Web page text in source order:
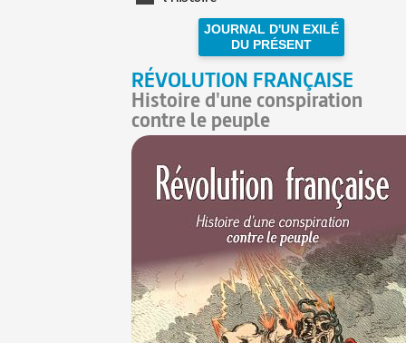
JOURNAL D'UN EXILÉ
DU PRÉSENT
RÉVOLUTION FRANÇAISE
Histoire d'une conspiration
contre le peuple